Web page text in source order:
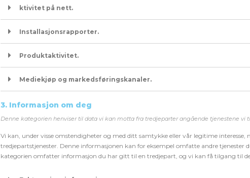
ktivitet på nett.
Installasjonsrapporter.
Produktaktivitet.
Mediekjøp og markedsføringskanaler.
3. Informasjon om deg
Denne kategorien henvisertil data vi kan motta fra tredjeparter angående tjenestene vi
Vi kan, under visse omstendigheter og med ditt samtykke eller vår legitime
tredjepartstjenester. Denne informasjonen kan for eksempel omfatte andre tjenester
kategorien omfatter informasjon du har gitt til en tredjepart, og vi kan få tilgang til